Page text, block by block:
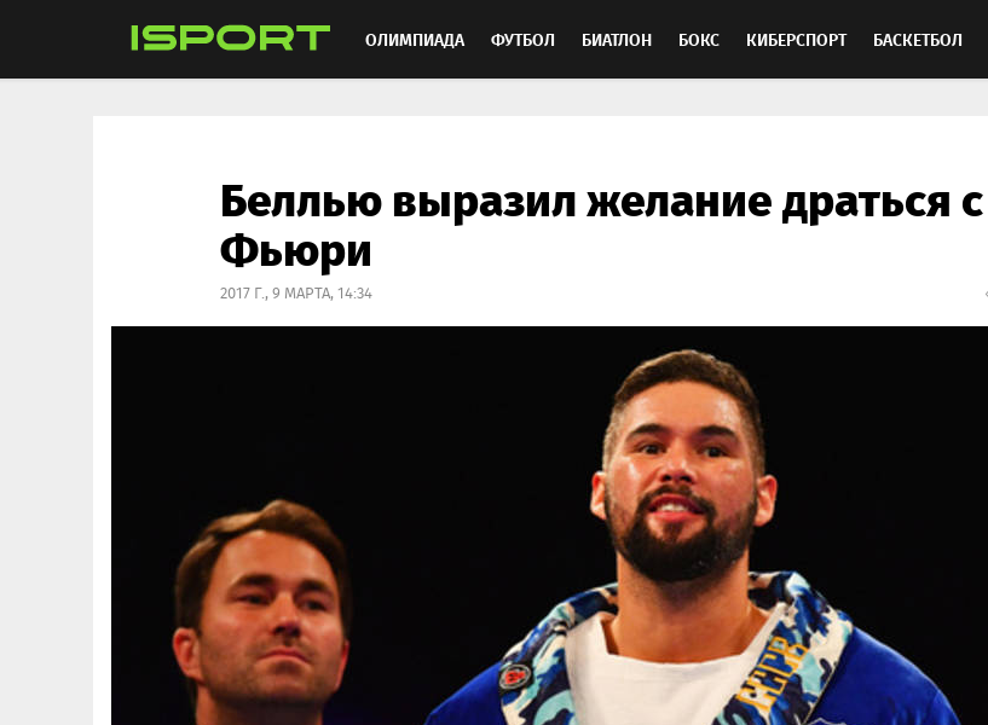
ОЛИМПИАДА ФУТБОЛ БИАТЛОН БОКС КИБЕРСПОРТ БАСКЕТБОЛ
Беллью выразил желание драться с
Фьюри
2017 Г., 9 МАРТА, 14:34